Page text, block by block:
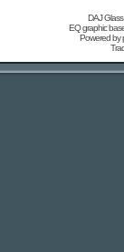
DAJ
EQ graphic
Powered by